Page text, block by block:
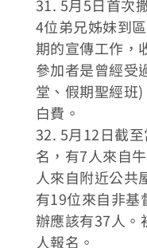
31. 5月5日首次
4位弟兄姊妹到
期的宣傳工作，
參加者是曾經受
堂、假期聖經班
白費。
32. 5月12日截
名，有7人來自
人來自附近公共
有19位來自非基
辦應該有37人。
人報名。